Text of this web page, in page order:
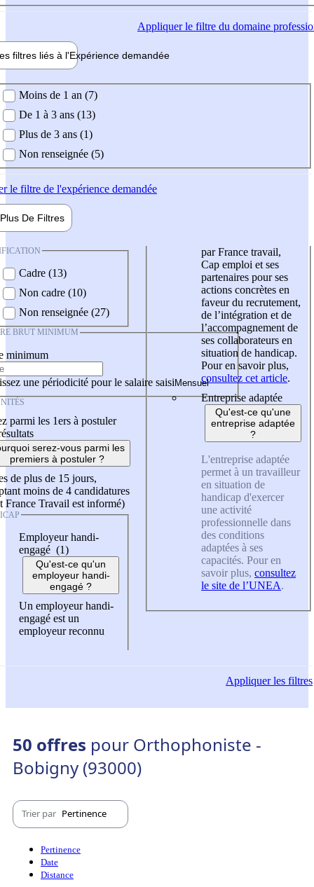
Appliquerle filtre du domaine
filtres liés à l'Expérience demandée
demandée
Moins de 1 an (7)
De 1 à 3 ans (13)
Plus de 3 ans (1)
Non renseignée (5)
le filtre de l'expérience demandée
Plus De Filtres
Cadre (13)
Non cadre (10)
Non renseignée (27)
BRUT MINIMUM
minimum
une périodicité pour le salaire saisi
parmi les 1ers à postuler
serez-vous parmi les
premiers à postuler ?
de plus de 15 jours,
moins de 4 candidatures
France Travail est informé)
Employeur handi-
engagé (1)
Qu'est-ce qu'un
employeur handi-
engagé ?
Un employeur handi-
engagé est un
employeur reconnu
par France travail,
Cap emploi et ses
partenaires pour ses
actions concrètes en
faveur du recrutement,
de l’intégration et de
l’accompagnement de
ses collaborateurs en
situation de handicap.
Pour en savoir plus,
consultez cet article.
Entreprise adaptée
Qu'est-ce qu'une
entreprise adaptée
?
L'entreprise adaptée
permet à un travailleur
en situation de
handicap d'exercer
une activité
professionnelle dans
des conditions
adaptées à ses
capacités. Pour en
savoir plus, consultez
le site de l’UNEA.
Appliquerles filtres
50 offres pour Orthophoniste -
Bobigny (93000)
Trier par Pertinence
Pertinence
Date
Distance